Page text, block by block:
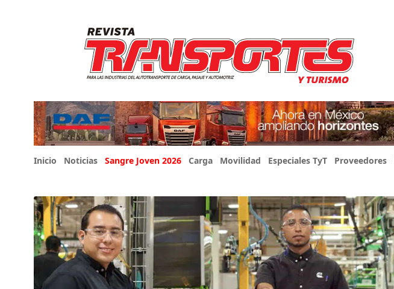
Inicio Noticias Sangre Joven 2026 Carga Movilidad Especiales TyT Proveedores